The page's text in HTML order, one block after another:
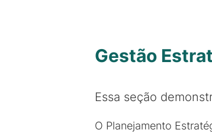
Gestão
Essa seção
O Planejamento